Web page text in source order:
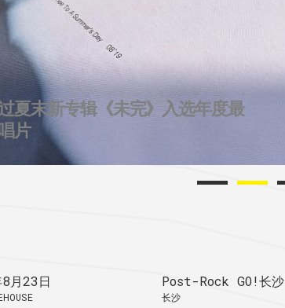
唱片的2025
夏末新专辑《未完》入选年度最
片
城市后摇群
月23日 Post-Rock GO!长沙
长沙